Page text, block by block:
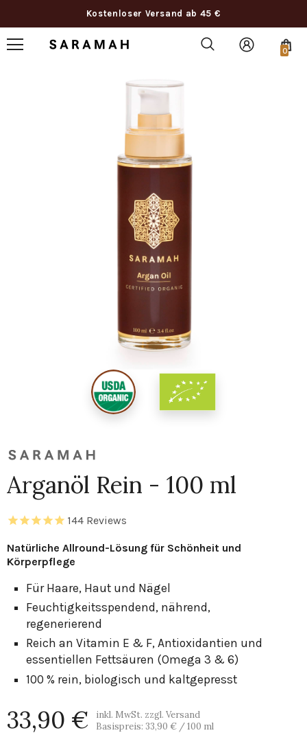
Kostenloser Versand ab 45 €
0
Arganöl Rein - 100 ml
144 Reviews
Natürliche Allround-Lösung für Schönheit und
Körperpflege
Für Haare, Haut und Nägel
Feuchtigkeitsspendend, nährend,
regenerierend
Reich an Vitamin E & F, Antioxidantien und
essentiellen Fettsäuren (Omega 3 & 6)
100 % rein, biologisch und kaltgepresst
33,90 €
inkl. MwSt. zzgl. Versand
Basispreis: 33,90 € / 100 ml